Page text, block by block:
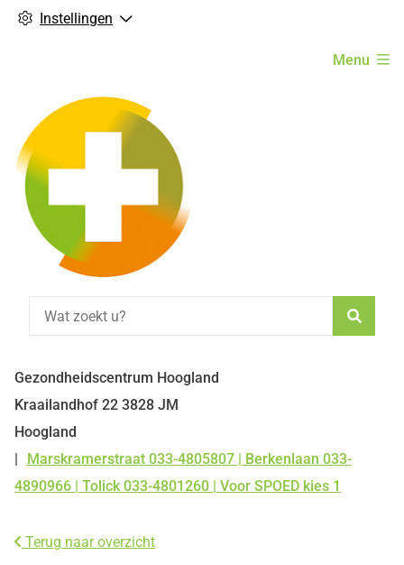
Instellingen
Menu
Gezondheidscentrum Hoogland
Kraailandhof 22 3828 JM
Hoogland
Tel:
Marskramerstraat 033-4805807 | Berkenlaan 033-
4890966 | Tolick 033-4801260 | Voor SPOED kies 1
Terug naar overzicht